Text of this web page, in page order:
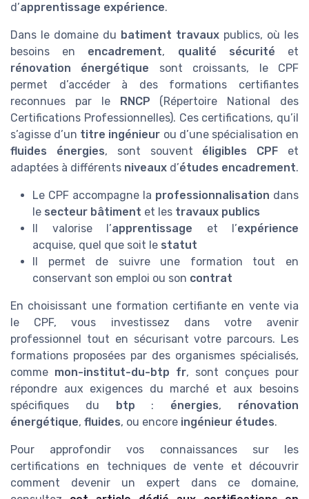
d’apprentissage expérience.
Dans le domaine du batiment travaux publics, où les
besoins en encadrement, qualité sécurité et
rénovation énergétique sont croissants, le CPF
permet d’accéder à des formations certifiantes
reconnues par le RNCP (Répertoire National des
Certifications Professionnelles). Ces certifications, qu’il
s’agisse d’un titre ingénieur ou d’une spécialisation en
fluides énergies, sont souvent éligibles CPF et
adaptées à différents niveaux d’études encadrement.
Le CPF accompagne la professionnalisation dans
le secteur bâtiment et les travaux publics
Il valorise l’apprentissage et l’expérience
acquise, quel que soit le statut
Il permet de suivre une formation tout en
conservant son emploi ou son contrat
En choisissant une formation certifiante en vente via
le CPF, vous investissez dans votre avenir
professionnel tout en sécurisant votre parcours. Les
formations proposées par des organismes spécialisés,
comme mon-institut-du-btp fr, sont conçues pour
répondre aux exigences du marché et aux besoins
spécifiques du btp : énergies, rénovation
énergétique, fluides, ou encore ingénieur études.
Pour approfondir vos connaissances sur les
certifications en techniques de vente et découvrir
comment devenir un expert dans ce domaine,